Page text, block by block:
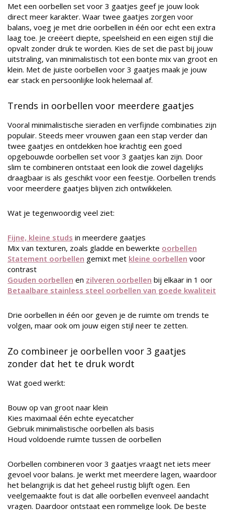
Met een oorbellen set voor 3 gaatjes geef je jouw look
direct meer karakter. Waar twee gaatjes zorgen voor
balans, voeg je met drie oorbellen in één oor echt een extra
laag toe. Je creëert diepte, speelsheid en een eigen stijl die
opvalt zonder druk te worden. Kies de set die past bij jouw
uitstraling, van minimalistisch tot een bonte mix van groot en
klein. Met de juiste oorbellen voor 3 gaatjes maak je jouw
ear stack en persoonlijke look helemaal af.
Trends in oorbellen voor meerdere gaatjes
Vooral minimalistische sieraden en verfijnde combinaties zijn
populair. Steeds meer vrouwen gaan een stap verder dan
twee gaatjes en ontdekken hoe krachtig een goed
opgebouwde oorbellen set voor 3 gaatjes kan zijn. Door
slim te combineren ontstaat een look die zowel dagelijks
draagbaar is als geschikt voor een feestje. Oorbellen trends
voor meerdere gaatjes blijven zich ontwikkelen.
Wat je tegenwoordig veel ziet:
Fijne, kleine studs in meerdere gaatjes
Mix van texturen, zoals gladde en bewerkte oorbellen
Statement oorbellen gemixt met kleine oorbellen voor
contrast
Gouden oorbellen en zilveren oorbellen bij elkaar in 1 oor
Betaalbare stainless steel oorbellen van goede kwaliteit
Drie oorbellen in één oor geven je de ruimte om trends te
volgen, maar ook om jouw eigen stijl neer te zetten.
Zo combineer je oorbellen voor 3 gaatjes
zonder dat het te druk wordt
Wat goed werkt:
Bouw op van groot naar klein
Kies maximaal één echte eyecatcher
Gebruik minimalistische oorbellen als basis
Houd voldoende ruimte tussen de oorbellen
Oorbellen combineren voor 3 gaatjes vraagt net iets meer
gevoel voor balans. Je werkt met meerdere lagen, waardoor
het belangrijk is dat het geheel rustig blijft ogen. Een
veelgemaakte fout is dat alle oorbellen evenveel aandacht
vragen. Daardoor ontstaat een rommelige look. De beste